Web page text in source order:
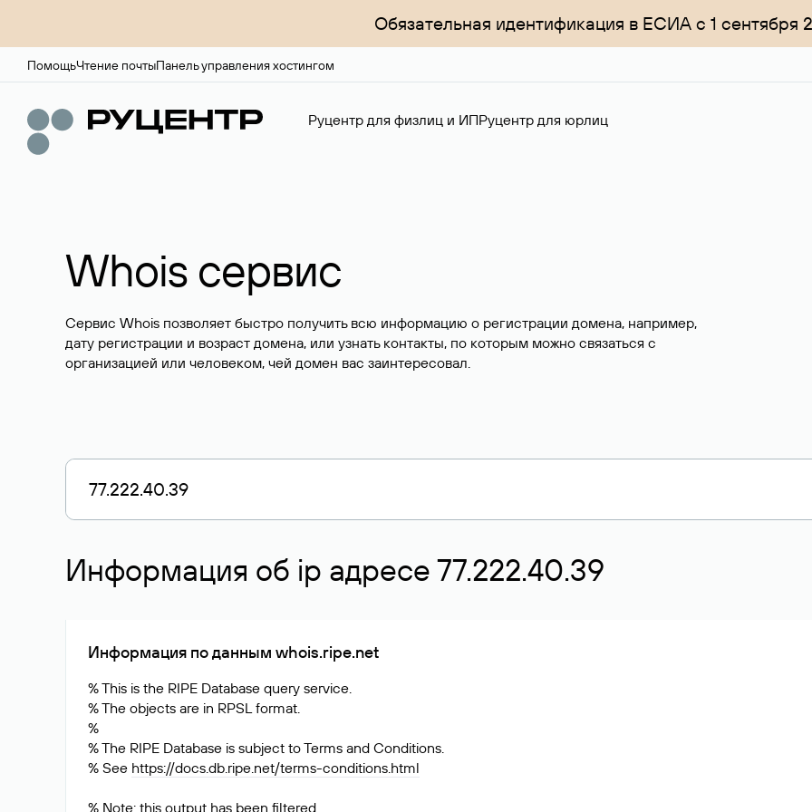
Обязательная идентификация в ЕСИА с 1 сентября
ПомощьЧтение почтыПанель управления хостингом
Руцентр для физлиц и ИПРуцентр для юрлиц
Whois сервис
Сервис Whois позволяет быстро получить всю информацию о регистрации домена, например,
дату регистрации и возраст домена, или узнать контакты, по которым можно связаться с
организацией или человеком, чей домен вас заинтересовал.
Информация об ip адресе 77.222.40.39
Информация по данным whois.ripe.net
% This is the RIPE Database query service.
% The objects are in RPSL format.
%
% The RIPE Database is subject to Terms and Conditions.
% See https://docs.db.ripe.net/terms-conditions.html
% Note: this output has been filtered.